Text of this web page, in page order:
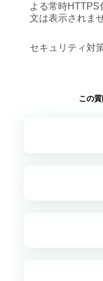
よる常時HTTPS
文は表示されま
セキュリティ対
この